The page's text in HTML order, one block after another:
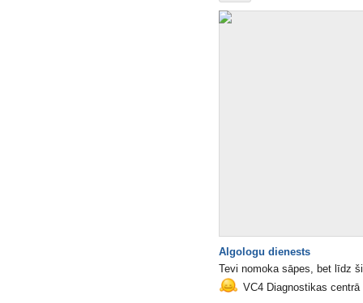
Algologu dienests
Tevi nomoka sāpes, bet līdz
VC4 Diagnostikas